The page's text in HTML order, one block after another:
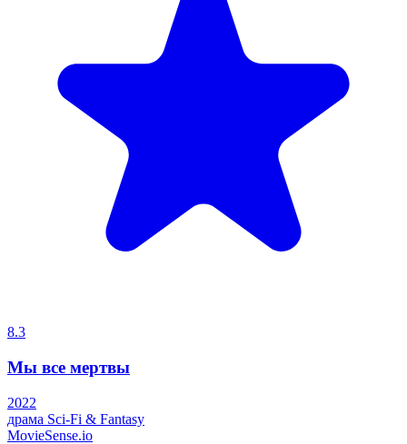
8.3
Мы все мертвы
2022
драма Sci-Fi & Fantasy
MovieSense.io